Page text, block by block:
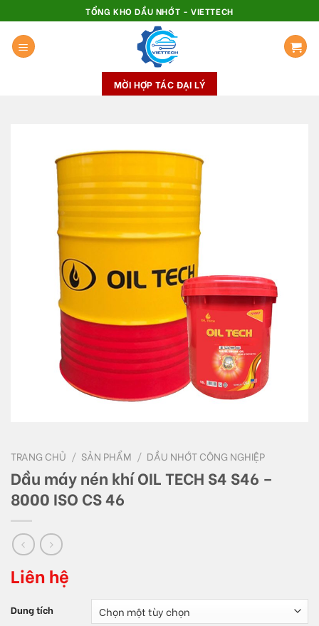
to
content
TỔNG KHO DẦU NHỚT - VIETTECH
MỜI HỢP TÁC ĐẠI LÝ
TRANG CHỦ / SẢN PHẨM / DẦU NHỚT CÔNG NGHIỆP
Dầu máy nén khí OIL TECH S4 S46 –
8000 ISO CS 46
Liên hệ
Dung tích